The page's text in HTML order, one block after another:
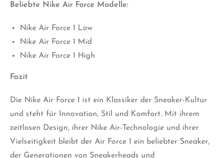
Beliebte Nike Air Force Modelle:
Nike Air Force 1 Low
Nike Air Force 1 Mid
Nike Air Force 1 High
Fazit
Die Nike Air Force 1 ist ein Klassiker der Sneaker-Kultur
und steht für Innovation, Stil und Komfort. Mit ihrem
zeitlosen Design, ihrer Nike Air-Technologie und ihrer
Vielseitigkeit bleibt der Air Force 1 ein beliebter Sneaker,
der Generationen von Sneakerheads und